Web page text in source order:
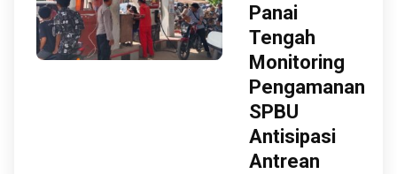
Panai
Tengah
Monitoring
Pengamanan
SPBU
Antisipasi
Antrean